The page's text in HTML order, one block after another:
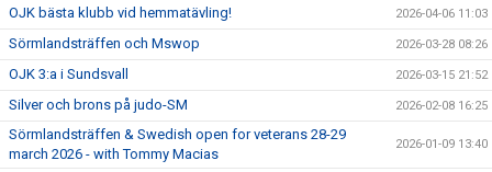
OJK bästa klubb vid hemmatävling! 2026-04-06 11:03
Sörmlandsträffen och Mswop 2026-03-28 08:26
OJK 3:a i Sundsvall 2026-03-15 21:52
Silver och brons på judo-SM 2026-02-08 16:25
Sörmlandsträffen & Swedish open for veterans 28-29
march 2026 - with Tommy Macias
2026-01-09 13:40